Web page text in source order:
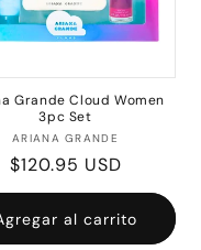
Grande Cloud Women
3pc Set
Proveedor:
ARIANA GRANDE
Precio
habitual
$120.95 USD
al carrito